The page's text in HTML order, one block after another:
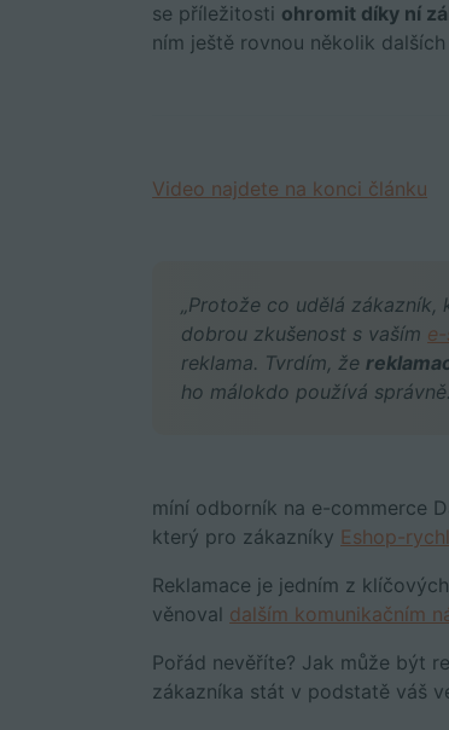
se příležitosti ohromit díky ní
ním ještě rovnou několik
Video najdete na konci článku
„Protože co udělá
dobrou zkušenost s vaším
reklama. Tvrdím, že
ho málokdo používá
míní odborník na e-commerce
který pro zákazníky Eshop-
Reklamace je jedním z
věnoval dalším komunikačním
Pořád nevěříte? Jak může být
zákazníka stát v podstatě váš